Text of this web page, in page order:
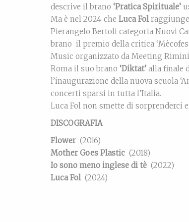
descrive il brano ‘Pratica Spirituale’
Ma è nel 2024 che Luca Fol
Pierangelo Bertoli categoria Nuovi
brano il premio della critica
Music organizzato da Meeting
Roma il suo brano ‘Diktat’ alla finale
l’inaugurazione della nuova scuola
concerti sparsi in tutta l’Italia.
Luca Fol non smette di sorprenderci
DISCOGRAFIA
Flower (2016)
Mother Goes Plastic (2018)
Io sono meno inglese di tè (2022)
Luca Fol (2024)